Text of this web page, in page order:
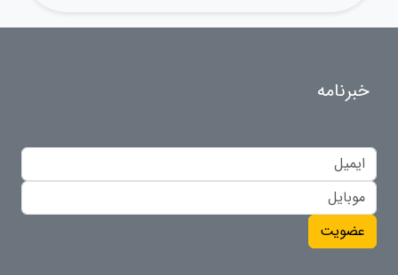
خبرنامه
عضویت